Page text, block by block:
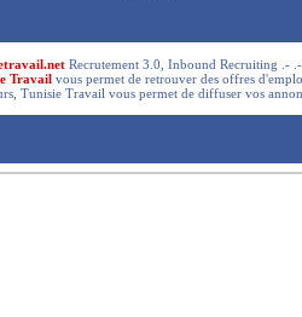
Recrutement 3.0, Inbound Recruiting .-
Travail vous permet de retrouver des offres
Tunisie Travail vous permet de diffuser vos